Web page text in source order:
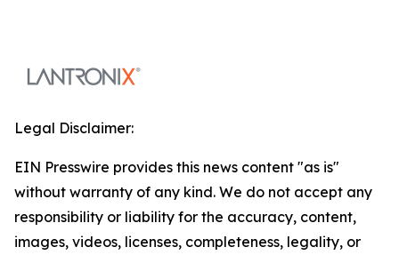
Legal Disclaimer:
EIN Presswire provides this news content "as is"
without warranty of any kind. We do not accept any
responsibility or liability for the accuracy, content,
images, videos, licenses, completeness, legality, or